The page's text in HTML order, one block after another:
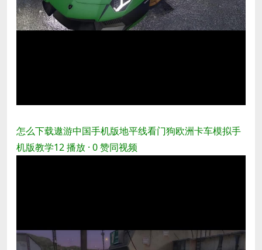
怎么下载遨游中国手机版地平线看门狗欧洲卡车模拟手
机版教学12 播放 · 0 赞同视频